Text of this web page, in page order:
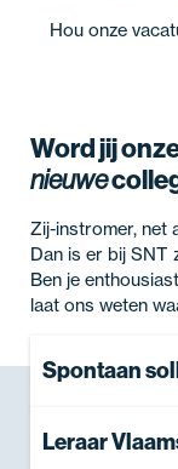
Hou onze
Word jij
nieuwe
Zij-instromer, net
Dan is er bij SNT
Ben je
laat ons weten
Spontaan
Leraar